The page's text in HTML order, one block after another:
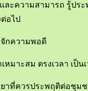
ละความสามารถ รู้ปร
อไป
กความพอดี
เหมาะสม ตรงเวลา เป็น
าที่ควรประพฤติต่อชุม